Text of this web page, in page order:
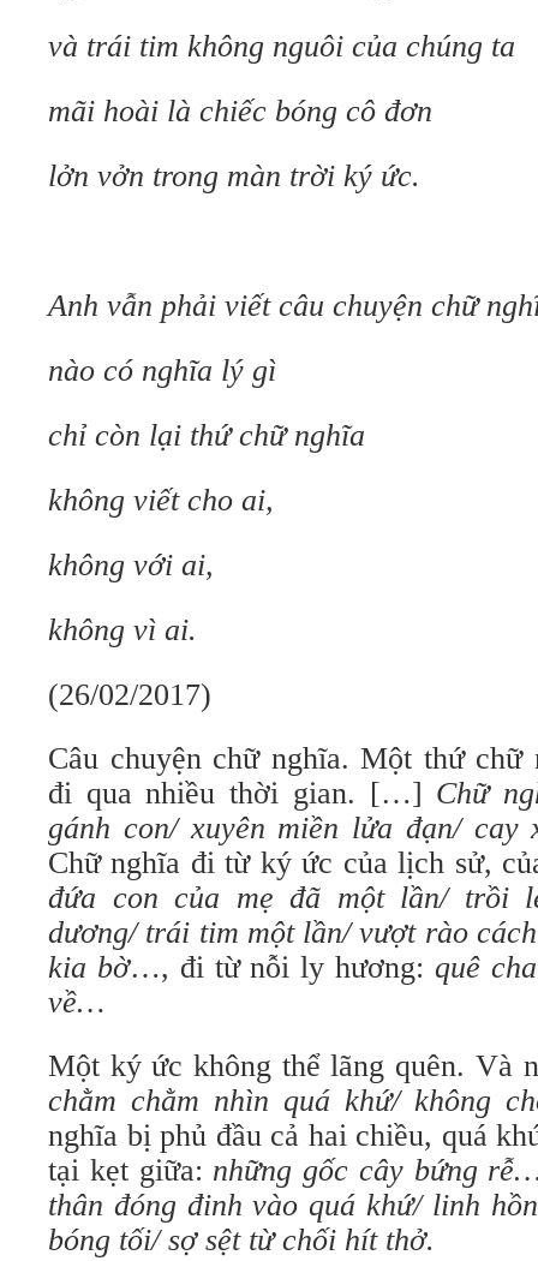
và trái tim không nguôi của chúng ta
mãi hoài là chiếc bóng cô đơn
lởn vởn trong màn trời ký ức.
Anh vẫn phải viết câu chuyện chữ
nào có nghĩa lý gì
chỉ còn lại thứ chữ nghĩa
không viết cho ai,
không với ai,
không vì ai.
(26/02/2017)
Câu chuyện chữ nghĩa. Một thứ chữ
đi qua nhiều thời gian. […] Chữ
gánh con/ xuyên miền lửa đạn/
Chữ nghĩa đi từ ký ức của lịch sử,
đứa con của mẹ đã một lần/ trồi
dương/ trái tim một lần/ vượt rào
kia bờ…, đi từ nỗi ly hương: quê
về…
Một ký ức không thể lãng quên. Và
chằm chằm nhìn quá khứ/ không
nghĩa bị phủ đầu cả hai chiều, quá
tại kẹt giữa: những gốc cây bứng
thân đóng đinh vào quá khứ/ linh
bóng tối/ sợ sệt từ chối hít thở.